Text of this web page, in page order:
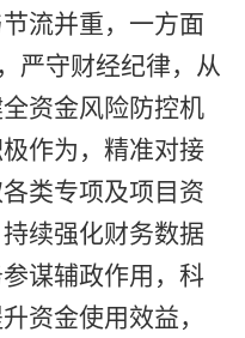
流并重，一方面
严守财经纪律，从
资金风险防控机
作为，精准对接
类专项及项目资
续强化财务数据
谋辅政作用，科
资金使用效益，